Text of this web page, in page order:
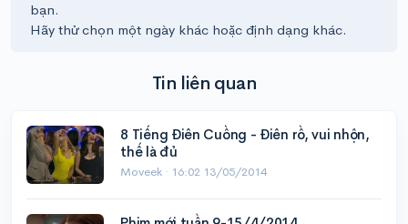
bạn.
Hãy thử chọn một ngày khác hoặc định dạng khác.
Tin liên quan
8 Tiếng Điên Cuồng - Điên rồ, vui nhộn,
thế là đủ
Moveek · 16:02 13/05/2014